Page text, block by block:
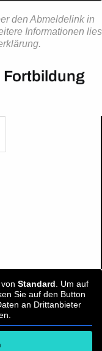
den Abmeldelink in
Informationen lies
Fortbildung
Standard. Um auf
Sie auf den Button
an Drittanbieter